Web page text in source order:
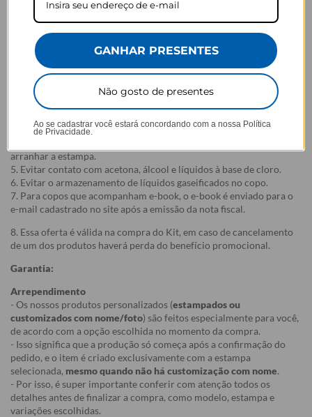
- OBS: Não acompanha tampa, disponível para venda
separadamente
Como cuidar do seu Copo Térmico
1. Lavar o produto antes do primeiro uso;
2. Não colocar o produto na geladeira ou no congelador, isso pode
danificá-lo. Recomenda-se pré-aquecer ou pré-resfriar o copo com
água antes de colocar o conteúdo, para mais tempo de conservação.
abrasivas ao lavar, risco de arranhar a estampa.
arranhar a estampa.
5. Evitar contato com acetona, álcool e líquidos à base de cloro.
6. Evitar o armazenamento de líquidos gaseificados no copo.
7. Para copos que acompanham e-book, o e-book é enviado para o
e-mail cadastrado no site após a emissão da nota fiscal.
8. Essa oferta é válida na compra do Kit, em caso de cancelamento
de um dos produtos haverá perda do benefício promocional.
Garantia:
Arrependimento
- Os nossos produtos personalizados (estampados ou
customizados com nome/foto) são feitos especialmente para você,
de acordo com a opção escolhida no momento da compra.
- Isso significa que a produção só começa após a confirmação do
pedido, e o item é criado exclusivamente com a estampa
selecionada, mesmo quando não há customização com nome.
- Por isso, é super importante conferir com atenção todos os
detalhes antes de finalizar a compra, como modelo, estampa e
variações escolhidas.
GANHAR PRESENTES
Não gosto de presentes
Ao se cadastrar você estará concordando com a nossa Política
de Privacidade.